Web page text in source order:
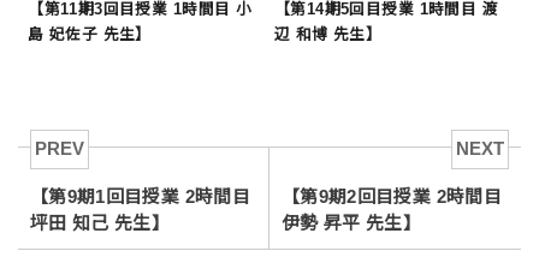
【第11期3回目授業 1時間目 小
島 妃佐子 先生】
【第14期5回目授業 1時間目 渡
辺 和博 先生】
PREV
【第9期1回目授業 2時間目
坪田 知己 先生】
NEXT
【第9期2回目授業 2時間目
伊勢 昇平 先生】